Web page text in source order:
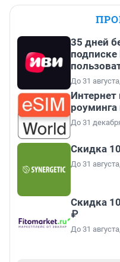
35 дней
До 31
Интернет
До 31
Скидка
До 31
Скидка
₽
До 31